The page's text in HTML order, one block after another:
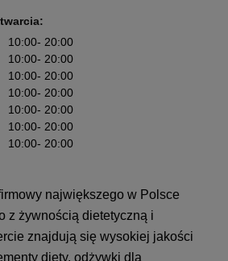
10:00- 20:00
10:00- 20:00
10:00- 20:00
10:00- 20:00
10:00- 20:00
10:00- 20:00
10:00- 20:00
największego w Polsce
z żywnością dietetyczną i
znajdują się wysokiej jakości
diety, odżywki dla